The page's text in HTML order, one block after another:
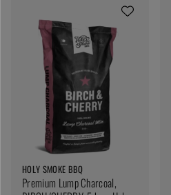
HOLY SMOKE BBQ
Premium Lump Charcoal,